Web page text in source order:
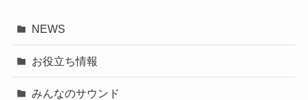
NEWS
お役立ち情報
みんなのサウンド